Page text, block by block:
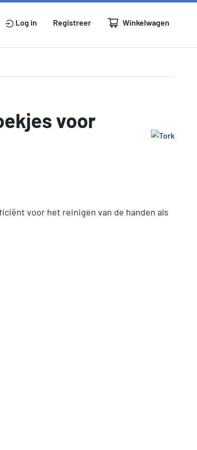
Log in Registreer Winkelwagen
voor
voor het reinigen van de handen als